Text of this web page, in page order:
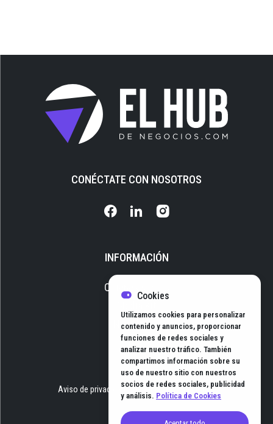
INFORMACIÓN
Quiénes somos
Newsletter
Contacto
CONÉCTATE CON NOSOTROS
Aviso de privacidad Términos y Condiciones
Cookies
Utilizamos cookies para personalizar
contenido y anuncios, proporcionar
funciones de redes sociales y
analizar nuestro tráfico. También
compartimos información sobre su
uso de nuestro sitio con nuestros
socios de redes sociales, publicidad
y análisis. Política de Cookies